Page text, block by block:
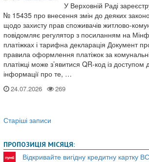
У Верховній Раді
№ 15435 про внесення змін до деяких
щодо захисту прав споживачів житлово-
повідомляє регулятор з посиланням на
платіжках і тарифна декларація Документ
правила оформлення платіжок за
платіжці може з’явитися QR-код із доступом
інформації про те, …
24.07.2026
записів
Старіші записи
ПРОПОЗИЦІЯ МІСЯЦЯ:
Відкривайте вигідну кредитну